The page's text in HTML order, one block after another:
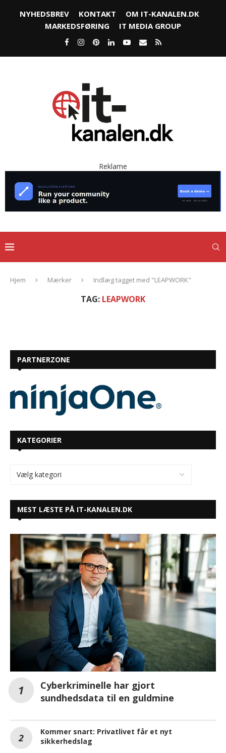
NYHEDSBREV KONTAKT
OM IT-KANALEN.DK
MARKEDSFØRING
IT MEDIA GROUP
Reklame
Hjem Mærker Indlæg tagget med "LEAPWORK"
TAG: LEAPWORK
PARTNERZONE
KATEGORIER
MEST LÆSTE PÅ IT-KANALEN.DK
Cyberkriminelle har gjort
sundhedsdata til en guldmine
Kommer snart: Privatlivet får et nyt
sikkerhedslag